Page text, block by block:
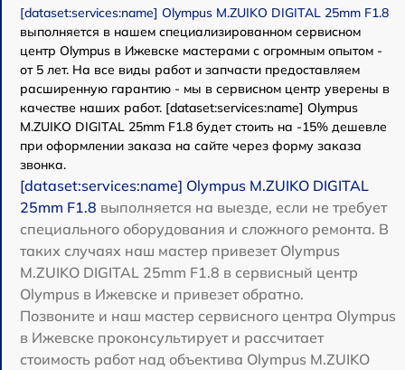
[dataset:services:name] Olympus M.ZUIKO DIGITAL 25mm F1.8
выполняется в нашем специализированном сервисном
центр Olympus в Ижевске мастерами с огромным опытом -
от 5 лет. На все виды работ и запчасти предоставляем
расширенную гарантию - мы в сервисном центр уверены в
качестве наших работ. [dataset:services:name] Olympus
M.ZUIKO DIGITAL 25mm F1.8 будет стоить на -15% дешевле
при оформлении заказа на сайте через форму заказа
звонка.
[dataset:services:name] Olympus M.ZUIKO DIGITAL
25mm F1.8 выполняется на выезде, если не требует
специального оборудования и сложного ремонта. В
таких случаях наш мастер привезет Olympus
M.ZUIKO DIGITAL 25mm F1.8 в сервисный центр
Olympus в Ижевске и привезет обратно.
Позвоните и наш мастер сервисного центра Olympus
в Ижевске проконсультирует и рассчитает
стоимость работ над объектива Olympus M.ZUIKO